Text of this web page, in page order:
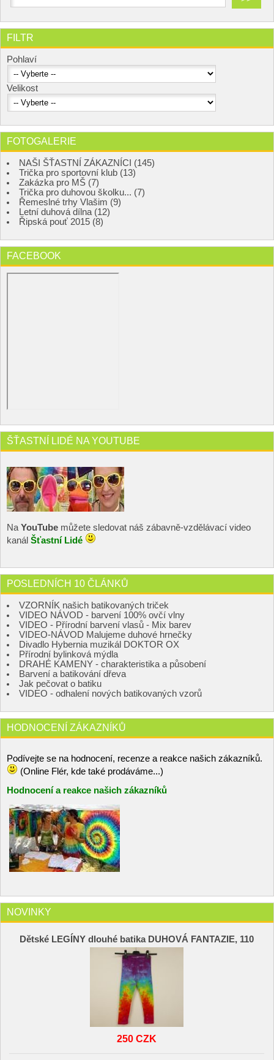
FILTR
Pohlaví
Velikost
FOTOGALERIE
NAŠI ŠŤASTNÍ ZÁKAZNÍCI (145)
Trička pro sportovní klub (13)
Zakázka pro MŠ (7)
Trička pro duhovou školku... (7)
Řemeslné trhy Vlašim (9)
Letní duhová dílna (12)
Řipská pouť 2015 (8)
FACEBOOK
ŠŤASTNÍ LIDÉ NA YOUTUBE
NaYouTube můžete sledovat náš zábavně-vzdělávací video
kanál Šťastní Lidé
POSLEDNÍCH 10 ČLÁNKŮ
VZORNÍK našich batikovaných triček
VIDEO NÁVOD - barvení 100% ovčí vlny
VIDEO - Přírodní barvení vlasů - Mix barev
VIDEO-NÁVOD Malujeme duhové hrnečky
Divadlo Hybernia muzikál DOKTOR OX
Přírodní bylinková mýdla
DRAHÉ KAMENY - charakteristika a působení
Barvení a batikování dřeva
Jak pečovat o batiku
VIDEO - odhalení nových batikovaných vzorů
HODNOCENÍ ZÁKAZNÍKŮ
Podívejte se na hodnocení, recenze a reakce našich zákazníků.
(Online Flér, kde také prodáváme...)
Hodnocení a reakce našich zákazníků
NOVINKY
Dětské LEGÍNY dlouhé batika DUHOVÁ FANTAZIE, 110
250 CZK